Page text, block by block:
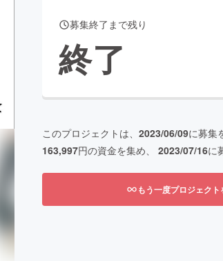
募集終了まで残り
終了
このプロジェクトは、 2023/06/09に募集
163,997円の資金を集め、 2023/07/16に
もう一度プロジェク